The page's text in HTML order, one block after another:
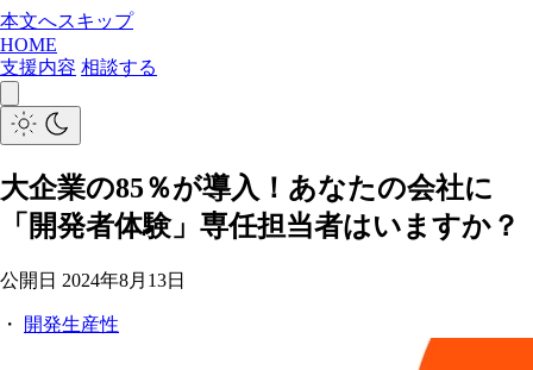
本文へスキップ
HOME
支援内容 相談する
大企業の85％が導入！あなたの会社に
「開発者体験」専任担当者はいますか？
公開日 2024年8月13日
・ 開発生産性